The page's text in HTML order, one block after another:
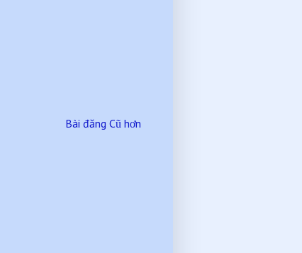
Bài đăng Cũ hơn